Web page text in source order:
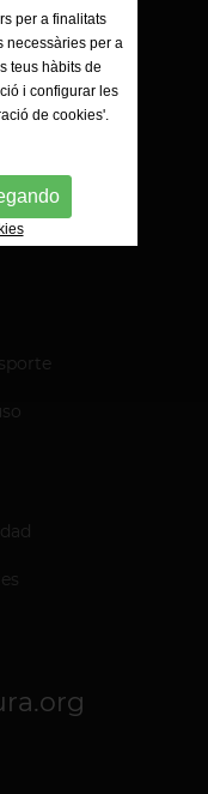
per a finalitats
necessàries per a
teus hàbits de
i configurar les
de cookies'.